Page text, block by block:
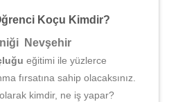
Koçu Kimdir?
Nevşehir
eğitimi ile yüzlerce
fırsatına sahip olacaksınız.
kimdir, ne iş yapar?